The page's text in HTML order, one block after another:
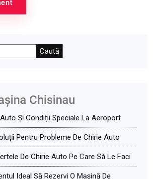
Caută
Chisinau
Și Condiții Speciale La Aeroport
Pentru Probleme De Chirie Auto
De Chirie Auto Pe Care Să Le Faci
Ideal Să Rezervi O Mașină De